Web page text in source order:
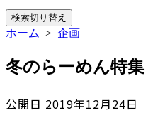
検索切り替え
ホーム > 企画
冬のらーめん特集
公開日 2019年12月24日